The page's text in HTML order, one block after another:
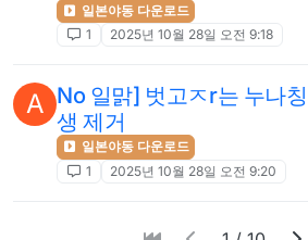
일본야동 다운로드
1
2025년 10월 28일 오전 9:18
A No 일맑] 벗고ㅈr는 누나
생 제거
일본야동 다운로드
1
2025년 10월 28일 오전 9:20